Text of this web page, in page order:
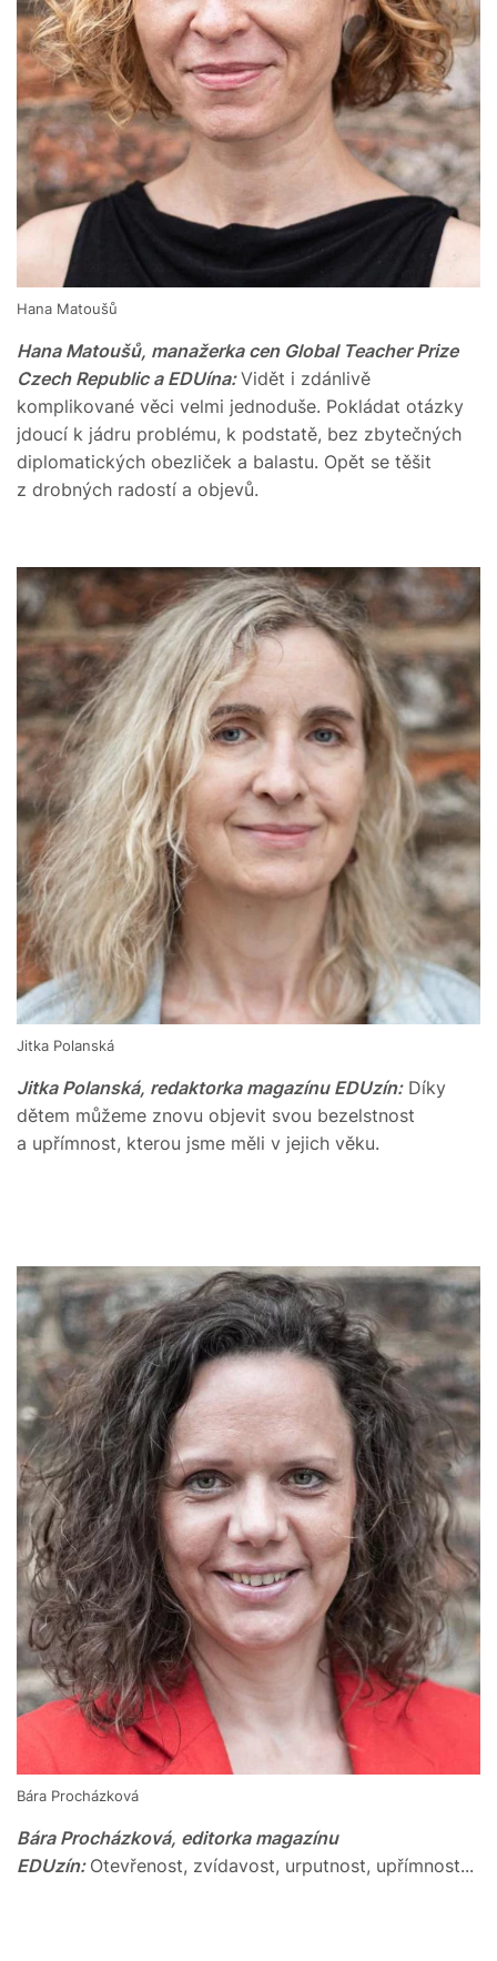
Hana Matoušů
Hana Matoušů, manažerka cen Global Teacher Prize
Czech Republic a EDUína:Vidět i zdánlivě
komplikované věci velmi jednoduše. Pokládat otázky
jdoucí k jádru problému, k podstatě, bez zbytečných
diplomatických obezliček a balastu. Opět se těšit
z drobných radostí a objevů.
Jitka Polanská
Jitka Polanská, redaktorka magazínu EDUzín: Díky
dětem můžeme znovu objevit svou bezelstnost
a upřímnost, kterou jsme měli v jejich věku.
Bára Procházková
Bára Procházková, editorka magazínu
EDUzín: Otevřenost, zvídavost, urputnost, upřímnost...